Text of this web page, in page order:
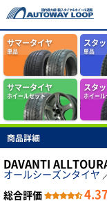
サマータイヤ
単品
スタ
単品
サマータイヤ
ホイールセット
スタ
ホイール
商品詳細
DAVANTI
オールシーズンタイヤ
総合評価
4.37